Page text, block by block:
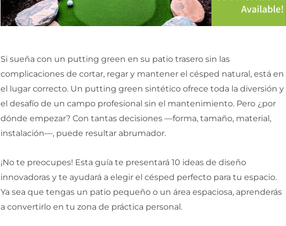
Si sueña con un putting green en su patio trasero sin las
complicaciones de cortar, regar y mantener el césped natural, está en
el lugar correcto. Un putting green sintético ofrece toda la diversión y
el desafío de un campo profesional sin el mantenimiento. Pero ¿por
dónde empezar? Con tantas decisiones —forma, tamaño, material,
instalación—, puede resultar abrumador.
¡No te preocupes! Esta guía te presentará 10 ideas de diseño
innovadoras y te ayudará a elegir el césped perfecto para tu espacio.
Ya sea que tengas un patio pequeño o un área espaciosa, aprenderás
a convertirlo en tu zona de práctica personal.